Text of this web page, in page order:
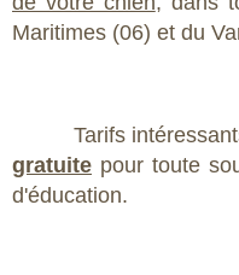
Maritimes (06) et du
Tarifs intéressants.
gratuite pour toute
d'éducation.